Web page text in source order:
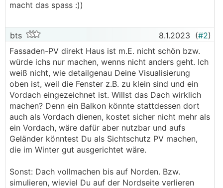
macht das spass :))
bts 8.1.2023 (#2)
Fassaden-PV direkt Haus ist m.E. nicht schön bzw.
würde ichs nur machen, wenns nicht anders geht. Ich
weiß nicht, wie detailgenau Deine Visualisierung
oben ist, weil die Fenster z.B. zu klein sind und ein
Vordach eingezeichnet ist. Willst das Dach wirklich
machen? Denn ein Balkon könnte stattdessen dort
auch als Vordach dienen, kostet sicher nicht mehr als
ein Vordach, wäre dafür aber nutzbar und aufs
Geländer könntest Du als Sichtschutz PV machen,
die im Winter gut ausgerichtet wäre.
Sonst: Dach vollmachen bis auf Norden. Bzw.
simulieren, wieviel Du auf der Nordseite verlieren